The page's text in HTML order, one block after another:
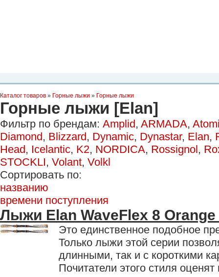
Каталог товаров » Горные лыжи » Горные лыжи
Горные лыжи [Elan]
Фильтр по брендам: Amplid, ARMADA,
Diamond, Blizzard, Dynamic, Dynastar, Elan,
Head, Icelantic, K2, NORDICA, Rossignol,
STOCKLI, Volant, Volkl
Сортировать по:
названию
времени поступления
Лыжи Elan WaveFlex 8 Orange
Это единственное подобное
Только лыжи этой серии
длинными, так и с короткими
Почитатели этого стиля оценят